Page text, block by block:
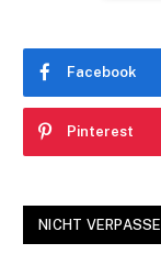
Facebook
Pinterest
NICHT